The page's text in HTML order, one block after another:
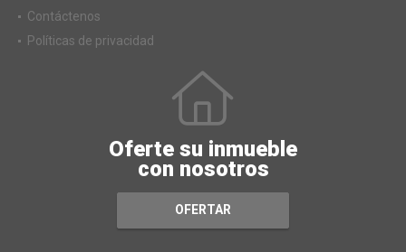
Contáctenos
Políticas de privacidad
Oferte su inmueble
con nosotros
OFERTAR